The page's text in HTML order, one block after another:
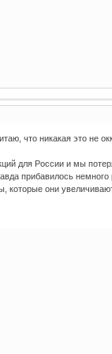
что никакая это не
для России и мы
прибавилось
которые они